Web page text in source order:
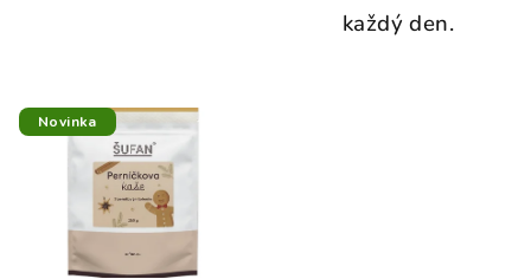
každý den.
Novinka